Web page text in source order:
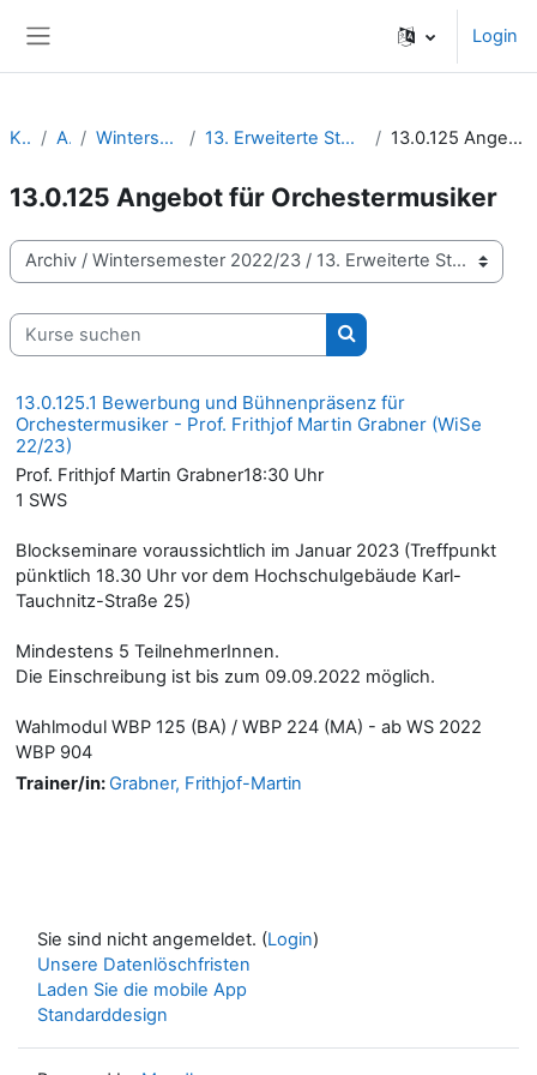
Login
Kurse Archiv Wintersemester 2022/23 13. Erweiterte Studienangebote | Wahlmodule 13.0.125 Angebot für Orchestermusiker
13.0.125 Angebot für Orchestermusiker
Kursbereiche
Kurse suchen
Kurse suchen
13.0.125.1 Bewerbung und Bühnenpräsenz für
Orchestermusiker - Prof. Frithjof Martin Grabner (WiSe
22/23)
Prof. Frithjof Martin Grabner18:30 Uhr
1 SWS
Blockseminare voraussichtlich im Januar 2023 (Treffpunkt
pünktlich 18.30 Uhr vor dem Hochschulgebäude Karl-
Tauchnitz-Straße 25)
Mindestens 5 TeilnehmerInnen.
Die Einschreibung ist bis zum 09.09.2022 möglich.
Wahlmodul WBP 125 (BA) / WBP 224 (MA) - ab WS 2022
WBP 904
Trainer/in:Grabner, Frithjof-Martin
Sie sind nicht angemeldet. (Login)
Unsere Datenlöschfristen
Laden Sie die mobile App
Standarddesign